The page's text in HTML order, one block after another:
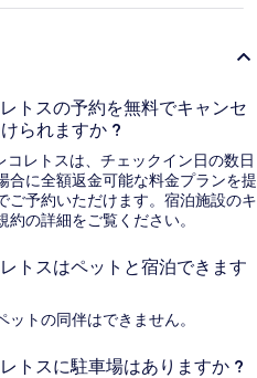
トスの予約を無料でキャンセ
られますか ?
コレトスは、チェックイン日の数日
合に全額返金可能な料金プランを提
ご予約いただけます。宿泊施設のキ
の詳細をご覧ください。
トスはペットと宿泊できます
トの同伴はできません。
トスに駐車場はありますか ?